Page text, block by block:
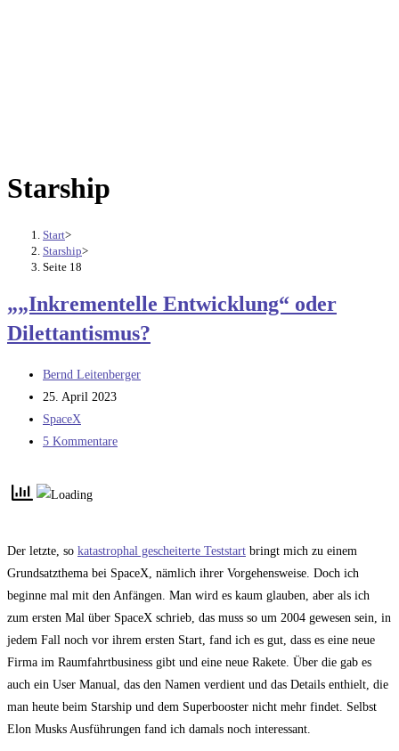
Starship
Start>
Starship>
Seite 18
„„Inkrementelle Entwicklung“ oder
Dilettantismus?
Beitrags-
Autor:
Bernd Leitenberger
Beitrag
veröffentlicht:
25. April 2023
Beitrags-
Kategorie:
SpaceX
Beitrags-
5 Kommentare
Der letzte, so katastrophal gescheiterte Teststart bringt mich zu einem
Grundsatzthema bei SpaceX, nämlich ihrer Vorgehensweise. Doch ich
beginne mal mit den Anfängen. Man wird es kaum glauben, aber als ich
zum ersten Mal über SpaceX schrieb, das muss so um 2004 gewesen sein, in
jedem Fall noch vor ihrem ersten Start, fand ich es gut, dass es eine neue
Firma im Raumfahrtbusiness gibt und eine neue Rakete. Über die gab es
auch ein User Manual, das den Namen verdient und das Details enthielt, die
man heute beim Starship und dem Superbooster nicht mehr findet. Selbst
Elon Musks Ausführungen fand ich damals noch interessant.